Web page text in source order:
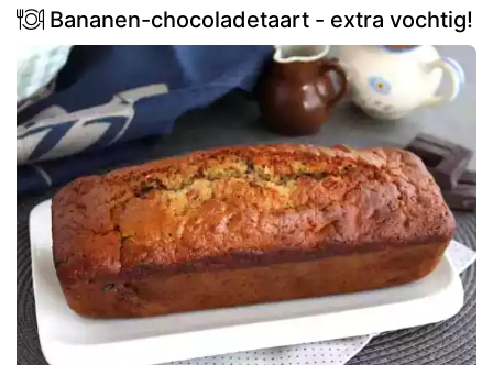
Bananen-chocoladetaart - extra vochtig!